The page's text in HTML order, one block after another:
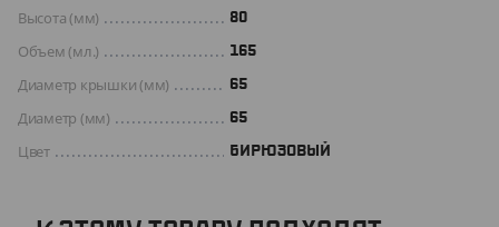
Высота (мм) 80
Объем (мл.) 165
Диаметр крышки (мм) 65
Диаметр (мм) 65
Цвет БИРЮЗОВЫЙ